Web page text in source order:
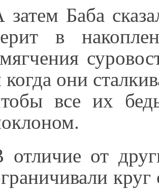
затем Баба
в
они
все их
отличие от